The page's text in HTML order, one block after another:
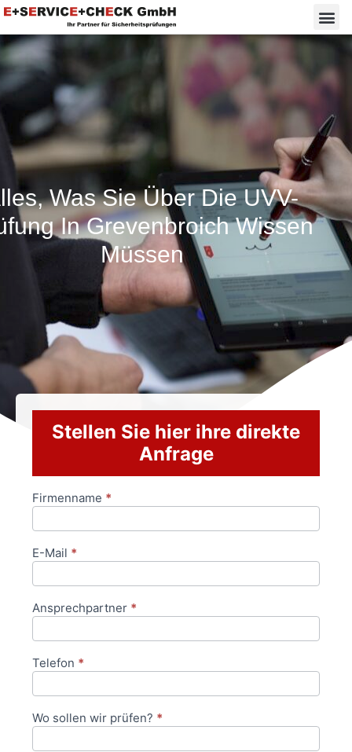
Was Sie Über Die UVV-
In Grevenbroich Wissen
Müssen
Stellen Sie hier ihre direkte
Anfrage
Anfrageformular
Firmenname *
E-Mail *
Ansprechpartner *
Telefon *
Wo sollen wir prüfen? *